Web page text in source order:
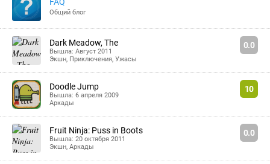
Общий блог
Dark Meadow, The
Вышла: Август 2011
Экшн, Приключения, Ужасы
0.0
Doodle Jump
Вышла: 6 апреля 2009
Аркады
10
Fruit Ninja: Puss in Boots
Вышла: 20 октября 2011
Экшн, Аркады
0.0